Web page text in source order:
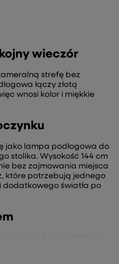
wieczór
strefę bez
łączy złotą
wnosi kolor i miękkie
jako lampa podłogowa do
stolika. Wysokość 144 cm
bez zajmowania miejsca
które potrzebują jednego
światła po